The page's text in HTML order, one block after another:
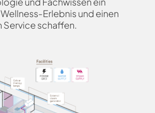
Erlebnis und einen
Service schaffen.